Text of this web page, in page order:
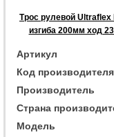
Трос рулевой
изгиба 200мм ход
Артикул
Код производителя
Производитель
Страна
Модель